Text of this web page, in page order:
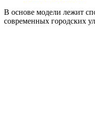
В основе модели лежит
современных городских